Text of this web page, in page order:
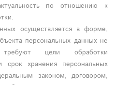
по отношению к
осуществляется в форме,
персональных данных не
цели обработки
срок хранения персональных
законом, договором,